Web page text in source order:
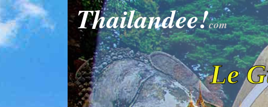
Thailandee!com
Le